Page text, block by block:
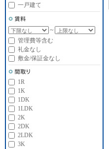
一戸建て
～
管理費等含む
礼金なし
敷金/保証金なし
1R
1K
1DK
1LDK
2K
2DK
2LDK
3K